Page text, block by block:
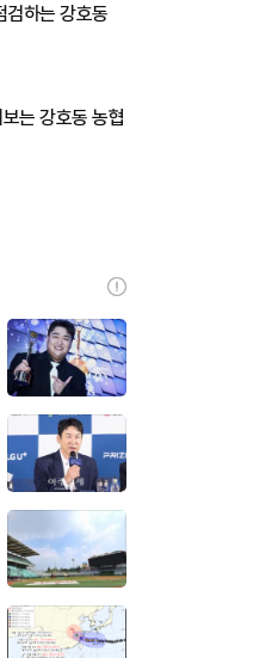
검하는 강호동
는 강호동 농협